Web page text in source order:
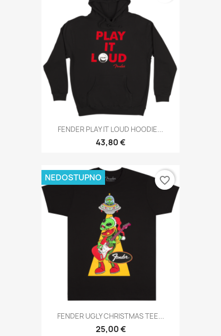
FENDER PLAY IT LOUD HOODIE...
43,80 €
FENDER UGLY CHRISTMAS TEE...
25,00 €
NEDOSTUPNO favorite_border